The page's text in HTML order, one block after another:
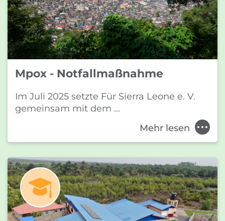
Mpox - Notfallmaßnahme
Im Juli 2025 setzte Für Sierra Leone e. V.
gemeinsam mit dem ...
Mehr lesen